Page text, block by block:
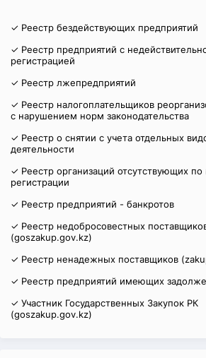
✓ Реестр бездействующих предприятий
✓ Реестр предприятий с
регистрацией
✓ Реестр лжепредприятий
✓ Реестр налогоплательщиков
с нарушением норм законодательства
✓ Реестр о снятии с учета отдельных
деятельности
✓ Реестр организаций отсутствующих по
регистрации
✓ Реестр предприятий - банкротов
✓ Реестр недобросовестных
(goszakup.gov.kz)
✓ Реестр ненадежных поставщиков
✓ Реестр предприятий имеющих
✓ Участник Государственных Закупок РК
(goszakup.gov.kz)